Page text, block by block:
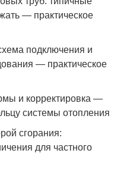
— практическое
подключения и
— практическое
и корректировка —
системы отопления
сгорания:
для частного